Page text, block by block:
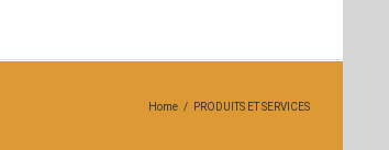
Home / PRODUITS ET SERVICES